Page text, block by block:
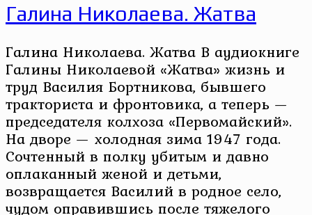
Галина Николаева. Жатва
Галина Николаева. Жатва В аудиокниге
Галины Николаевой «Жатва» жизнь и
труд Василия Бортникова, бывшего
тракториста и фронтовика, а теперь —
председателя колхоза «Первомайский».
На дворе — холодная зима 1947 года.
Сочтенный в полку убитым и давно
оплаканный женой и детьми,
возвращается Василий в родное село,
чудом оправившись после тяжелого